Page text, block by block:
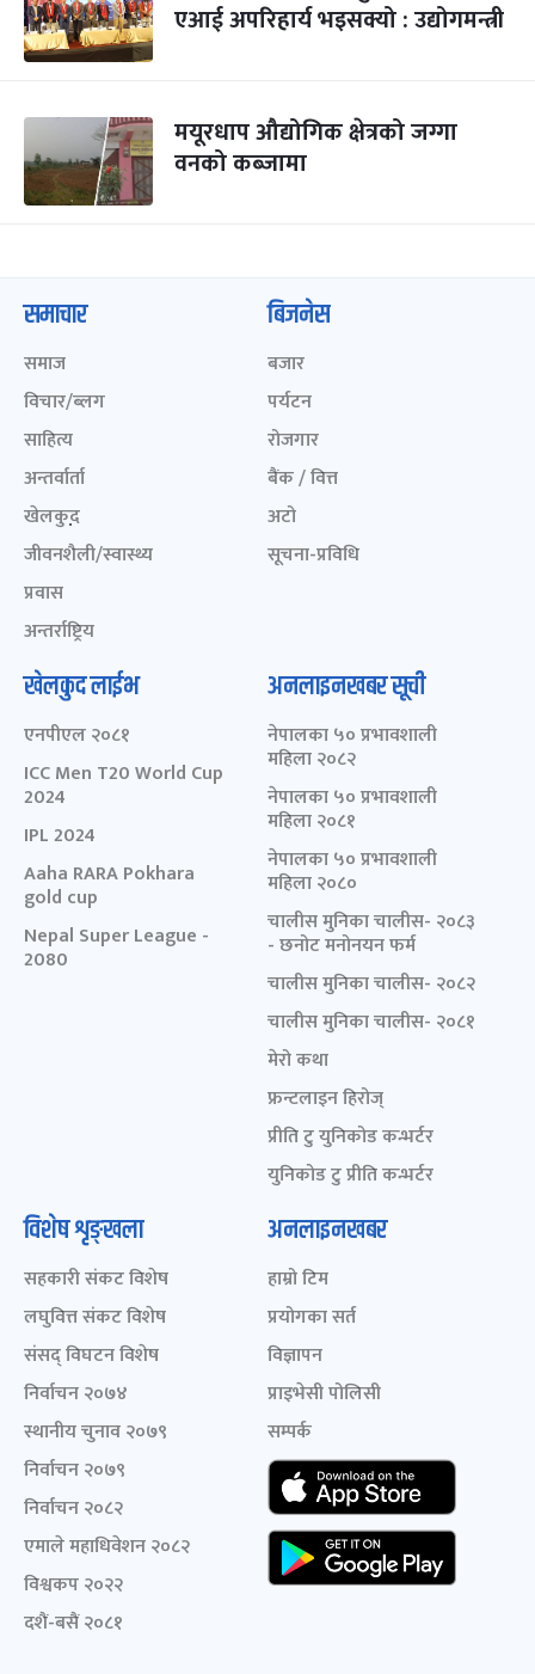
एआई अपरिहार्य भइसक्यो : उद्योगमन्त्री
मयूरधाप औद्योगिक क्षेत्रको जग्गा
वनको कब्जामा
समाचार
समाज
विचार/ब्लग
साहित्य
अन्तर्वार्ता
खेलकुद़़
जीवनशैली/स्वास्थ्य
प्रवास
अन्तर्राष्ट्रिय
बिजनेस
बजार
पर्यटन
रोजगार
बैंक / वित्त
अटो
सूचना-प्रविधि
खेलकुद लाईभ
एनपीएल २०८१
ICC Men T20 World Cup
2024
IPL 2024
Aaha RARA Pokhara
gold cup
Nepal Super League -
2080
अनलाइनखबर सूची
नेपालका ५० प्रभावशाली
महिला २०८२
नेपालका ५० प्रभावशाली
महिला २०८१
नेपालका ५० प्रभावशाली
महिला २०८०
चालीस मुनिका चालीस- २०८३
- छनोट मनोनयन फर्म
चालीस मुनिका चालीस- २०८२
चालीस मुनिका चालीस- २०८१
मेरो कथा
फ्रन्टलाइन हिरोज्
प्रीति टु युनिकोड कन्भर्टर
युनिकोड टु प्रीति कन्भर्टर
विशेष शृङ्खला
सहकारी संकट विशेष
लघुवित्त संकट विशेष
संसद् विघटन विशेष
निर्वाचन २०७४
स्थानीय चुनाव २०७९
निर्वाचन २०७९
निर्वाचन २०८२
एमाले महाधिवेशन २०८२
विश्वकप २०२२
दशैं-बसैं २०८१
अनलाइनखबर
हाम्रो टिम
प्रयोगका सर्त
विज्ञापन
प्राइभेसी पोलिसी
सम्पर्क